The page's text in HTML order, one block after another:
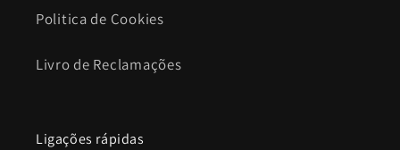
Politica de Cookies
Livro de Reclamações
Ligações rápidas